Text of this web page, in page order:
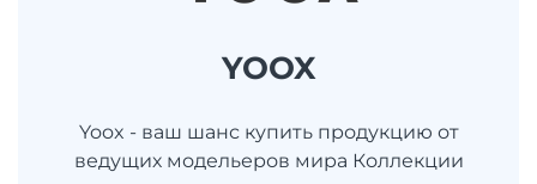
YOOX
Yoox - ваш шанс купить продукцию от
ведущих модельеров мира Коллекции